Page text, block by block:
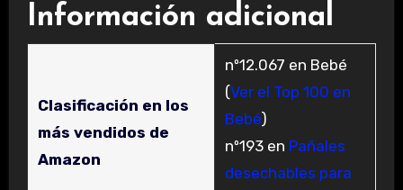
Información adicional
Clasificación en los
más vendidos de
Amazon
nº12.067 en Bebé
(Ver el Top 100 en
Bebé)
nº193 en Pañales
desechables para